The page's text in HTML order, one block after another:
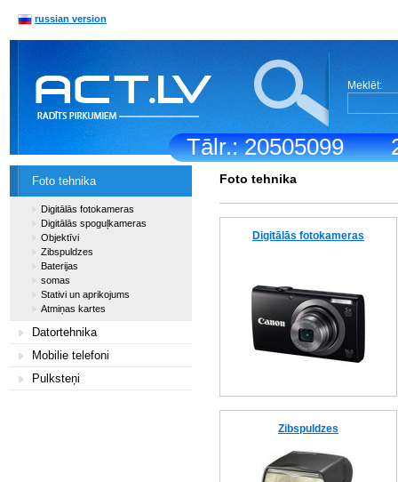
Tālr.: 20505099
russian version
Meklēt:
Foto tehnika
Digitālās fotokameras
Digitālās spoguļkameras
Objektīvi
Zibspuldzes
Baterijas
somas
Stativi un aprikojums
Atmiņas kartes
Datortehnika
Mobilie telefoni
Pulksteņi
Foto tehnika
Digitālās fotokameras
Zibspuldzes